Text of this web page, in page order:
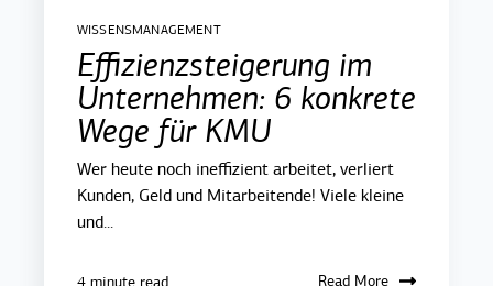
WISSENSMANAGEMENT
Effizienzsteigerung im
Unternehmen: 6 konkrete
Wege für KMU
Wer heute noch ineffizient arbeitet, verliert
Kunden, Geld und Mitarbeitende! Viele kleine
und...
4 minute read Read More